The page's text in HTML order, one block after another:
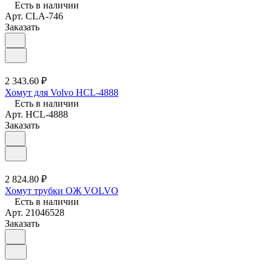
Есть в наличии
Арт. CLA-746
Заказать
2 343.60 ₽
Хомут для Volvo HCL-4888
Есть в наличии
Арт. HCL-4888
Заказать
2 824.80 ₽
Хомут трубки ОЖ VOLVO
Есть в наличии
Арт. 21046528
Заказать